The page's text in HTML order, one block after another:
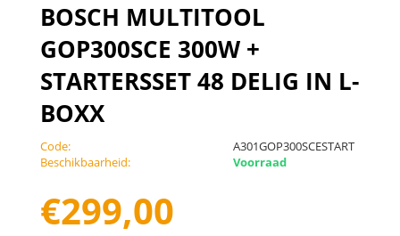
BOSCH MULTITOOL
GOP300SCE 300W +
STARTERSSET 48 DELIG IN L-
BOXX
Code:
A301GOP300SCESTART
Beschikbaarheid:
Voorraad
€299,00